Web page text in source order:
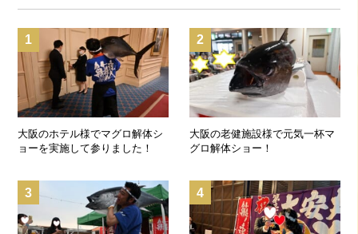
1
大阪のホテル様でマグロ解体シ
ョーを実施して参りました！
2
大阪の老健施設様で元気一杯マ
グロ解体ショー！
3 4